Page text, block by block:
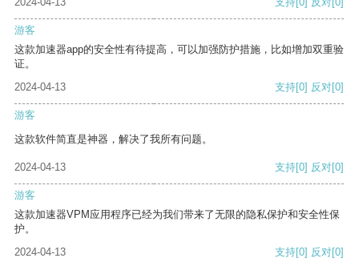
游客
这款加速器app的安全性有待提高，可以加强防护措施，比如增加双重验
证。
2024-04-13
支持[0] 反对[0]
游客
这款软件简直是神器，解决了我所有问题。
2024-04-13 支持[0] 反对[0]
游客
这款加速器VPM应用程序已经为我们带来了无限的隐私保护和安全性保
护。
2024-04-13
支持[0] 反对[0]